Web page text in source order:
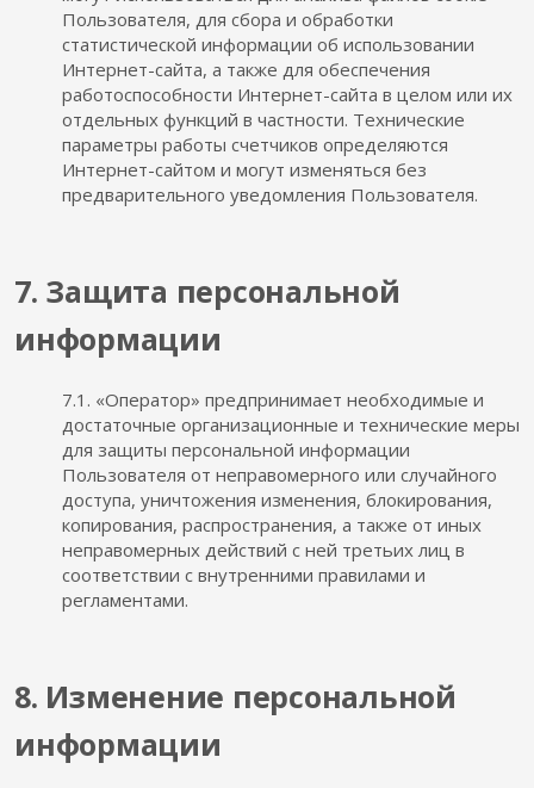
Пользователя, для сбора и обработки
статистической информации об использовании
Интернет-сайта, а также для обеспечения
работоспособности Интернет-сайта в целом или их
отдельных функций в частности. Технические
параметры работы счетчиков определяются
Интернет-сайтом и могут изменяться без
предварительного уведомления Пользователя.
7. Защита персональной
информации
7.1. «Оператор» предпринимает необходимые и
достаточные организационные и технические меры
для защиты персональной информации
Пользователя от неправомерного или случайного
доступа, уничтожения изменения, блокирования,
копирования, распространения, а также от иных
неправомерных действий с ней третьих лиц в
соответствии с внутренними правилами и
регламентами.
8. Изменение персональной
информации